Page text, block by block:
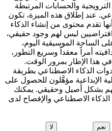
والحسابات المرتبطة
عند إطلاق هذه الميزة، تكون
تقدم محتوى من إنشاء الذكاء
افتراضيين ليس لهم وجود حقيقي،
الساحة الموسيقية اليوم،
أمراً معقداً وسريع التطور،
هذا الإطار بمرور الوقت.
الذكاء الاصطناعي بطريقة
الإبداعية مؤهَّلون للحصول على
بشكل أصيل وحقيقي. يمكنك
الاصطناعي والإفصاح لدى
نعم لا